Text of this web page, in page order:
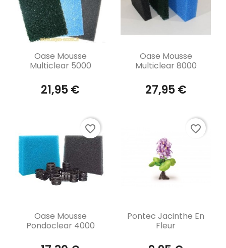
Aperçu rapide
Oase Mousse
Multiclear 5000
21,95 €
Aperçu rapide
Oase Mousse
Multiclear 8000
27,95 €
Aperçu rapide
Oase Mousse
Pondoclear 4000
favorite_border
Aperçu rapide
Pontec Jacinthe En
Fleur
favorite_border